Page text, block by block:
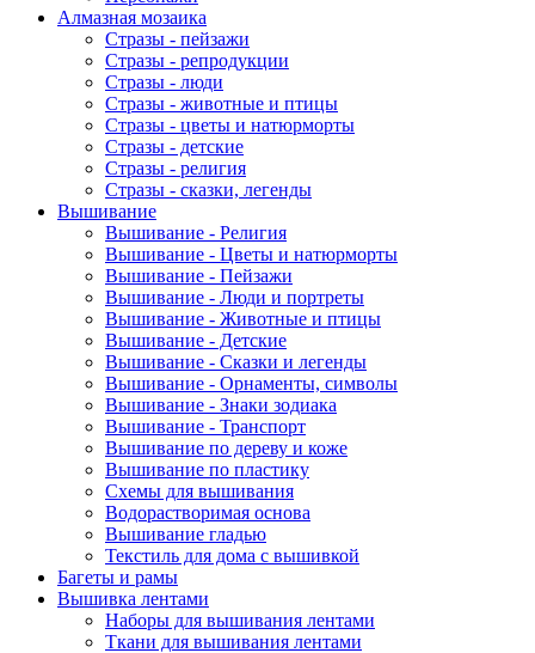
Алмазная мозаика
Стразы - пейзажи
Стразы - репродукции
Стразы - люди
Стразы - животные и птицы
Стразы - цветы и натюрморты
Стразы - детские
Стразы - религия
Стразы - сказки, легенды
Вышивание
Вышивание - Религия
Вышивание - Цветы и натюрморты
Вышивание - Пейзажи
Вышивание - Люди и портреты
Вышивание - Животные и птицы
Вышивание - Детские
Вышивание - Сказки и легенды
Вышивание - Орнаменты, символы
Вышивание - Знаки зодиака
Вышивание - Транспорт
Вышивание по дереву и коже
Вышивание по пластику
Схемы для вышивания
Водорастворимая основа
Вышивание гладью
Текстиль для дома с вышивкой
Багеты и рамы
Вышивка лентами
Наборы для вышивания лентами
Ткани для вышивания лентами